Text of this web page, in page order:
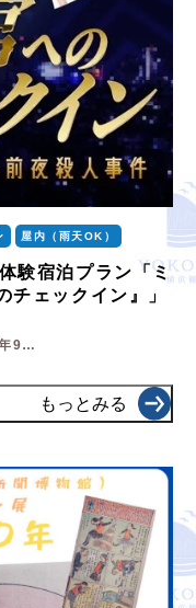
屋内（雨天OK）
験宿泊プラン「ミ
チェックイン』」
9…
もっとみる